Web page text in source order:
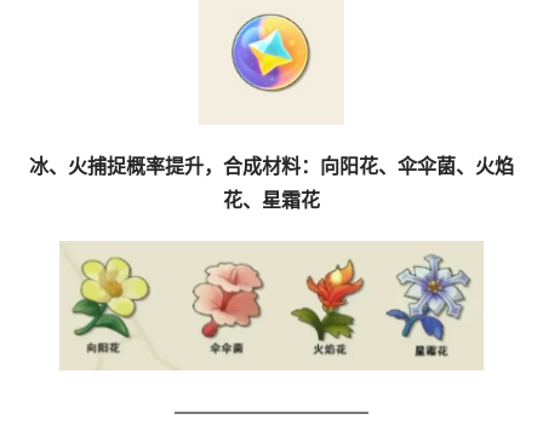
冰、火捕捉概率提升，合成材料：向阳花、伞伞菌、火焰
花、星霜花
——————————